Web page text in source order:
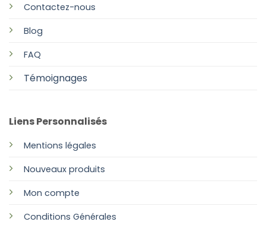
Contactez-nous
Blog
FAQ
Témoignages
Liens Personnalisés
Mentions légales
Nouveaux produits
Mon compte
Conditions Générales